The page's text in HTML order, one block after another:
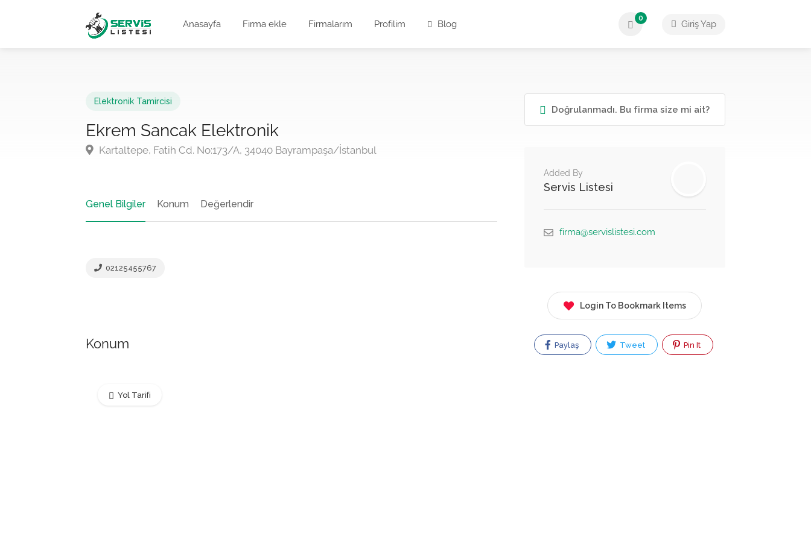
Anasayfa Firma ekle Firmalarım Profilim Blog
0
Giriş Yap
Elektronik Tamircisi
Ekrem Sancak Elektronik
Kartaltepe, Fatih Cd. No:173/A, 34040 Bayrampaşa/İstanbul
Genel Bilgiler Konum Değerlendir
02125455767
Konum
Yol Tarifi
Doğrulanmadı. Bu firma size mi ait?
Added By
Servis Listesi
firma@servislistesi.com
Login To Bookmark Items
Paylaş Tweet Pin It